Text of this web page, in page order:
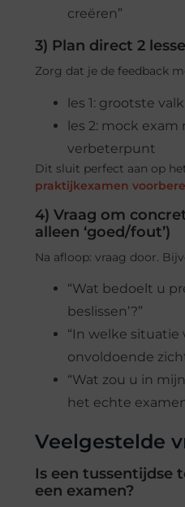
creëren”
3) Plan direct 2
Zorg dat je de feedback
les 1: grootste
les 2: mock
verbeterpunt
Dit sluit perfect aan op
praktijkexamen
4) Vraag om
alleen ‘goed/fout’)
Na afloop: vraag door.
“Wat bedoelt u
beslissen’?”
“In welke situatie
onvoldoende
“Wat zou u in
het echte
Veelgestelde
Is een tussentijdse
een examen?